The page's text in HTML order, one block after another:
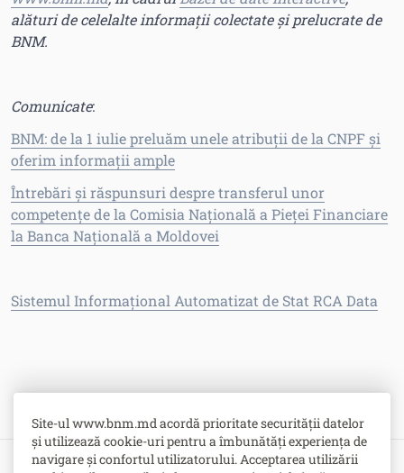
Site-ul www.bnm.md acordă prioritate securității datelor
și utilizează cookie-uri pentru a îmbunătăți experiența de
navigare și confortul utilizatorului. Acceptarea utilizării
alături de celelalte informații colectate și prelucrate de
BNM.
Comunicate:
BNM: de la 1 iulie preluăm unele atribuții de la CNPF și
oferim informații ample
Întrebări și răspunsuri despre transferul unor
competențe de la Comisia Națională a Pieței Financiare
la Banca Națională a Moldovei
Sistemul Informaţional Automatizat de Stat RCA Data